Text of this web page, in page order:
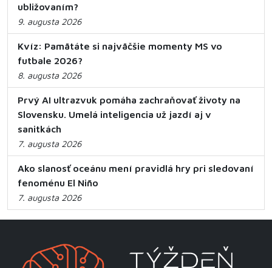
ubližovaním?
9. augusta 2026
Kvíz: Pamätáte si najväčšie momenty MS vo
futbale 2026?
8. augusta 2026
Prvý AI ultrazvuk pomáha zachraňovať životy na
Slovensku. Umelá inteligencia už jazdí aj v
sanitkách
7. augusta 2026
Ako slanosť oceánu mení pravidlá hry pri sledovaní
fenoménu El Niño
7. augusta 2026